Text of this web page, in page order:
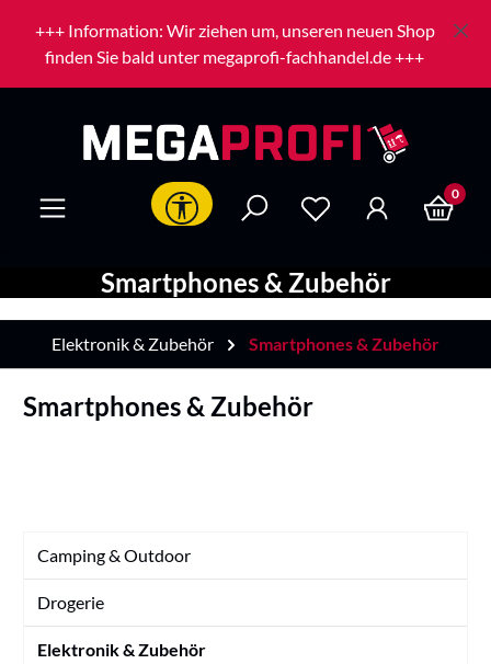
Zum Hauptinhalt springen
+++ Information: Wir ziehen um, unseren neuen Shop
finden Sie bald unter megaprofi-fachhandel.de +++
Werkzeugleiste anzeigen 0
Smartphones & Zubehör
Elektronik & Zubehör Smartphones & Zubehör
Smartphones & Zubehör
Camping & Outdoor
Drogerie
Elektronik & Zubehör